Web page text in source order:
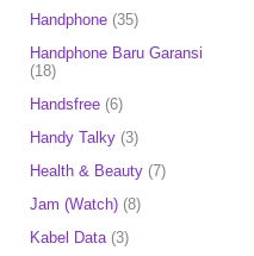
Handphone (35)
Handphone Baru Garansi
(18)
Handsfree (6)
Handy Talky (3)
Health & Beauty (7)
Jam (Watch) (8)
Kabel Data (3)